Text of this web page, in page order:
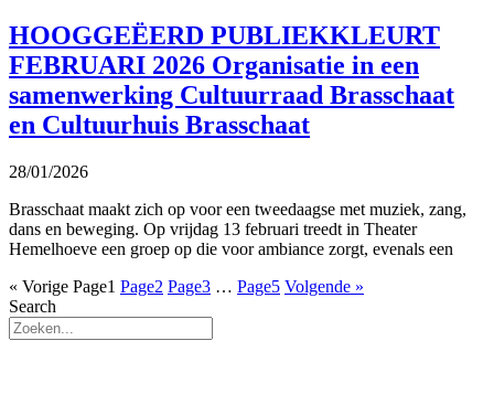
HOOGGEËERD PUBLIEKKLEURT
FEBRUARI 2026 Organisatie in een
samenwerking Cultuurraad Brasschaat
en Cultuurhuis Brasschaat
28/01/2026
Brasschaat maakt zich op voor een tweedaagse met muziek, zang,
dans en beweging. Op vrijdag 13 februari treedt in Theater
Hemelhoeve een groep op die voor ambiance zorgt, evenals een
« Vorige Page1 Page2 Page3 … Page5 Volgende »
Search